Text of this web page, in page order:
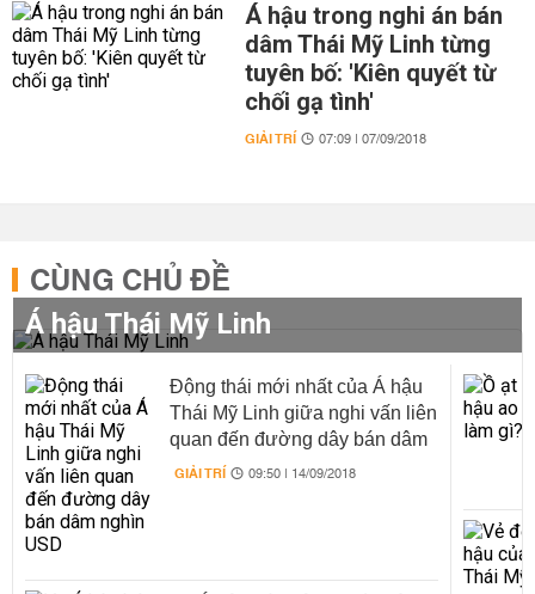
Á hậu trong nghi án bán
dâm Thái Mỹ Linh từng
tuyên bố: 'Kiên quyết từ
chối gạ tình'
GIẢI TRÍ 07:09 | 07/09/2018
CÙNG CHỦ ĐỀ
Á hậu Thái Mỹ Linh
Động thái mới nhất của Á hậu
Thái Mỹ Linh giữa nghi vấn liên
quan đến đường dây bán dâm
nghìn USD
GIẢI TRÍ 09:50 | 14/09/2018